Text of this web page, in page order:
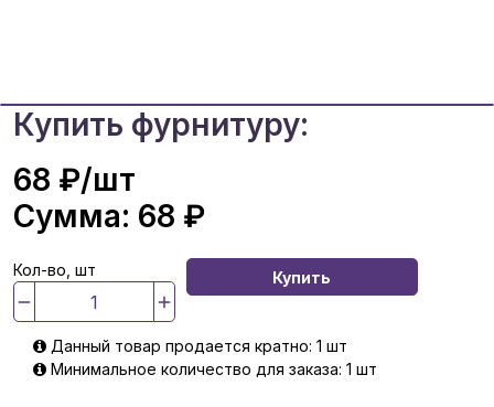
Купить фурнитуру:
68 ₽/шт
Сумма: 68 ₽
Кол-во, шт Купить
Данный товар продается кратно: 1 шт
Минимальное количество для заказа: 1 шт